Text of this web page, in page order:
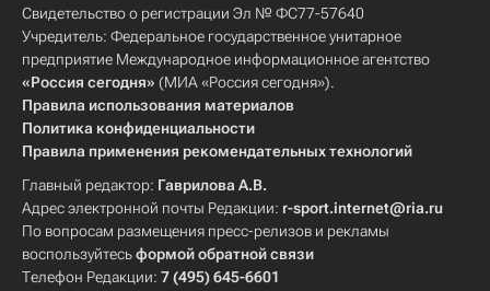
Свидетельство о регистрации Эл № ФС77-57640
Учредитель: Федеральное государственное унитарное
предприятие Международное информационное агентство
«Россия сегодня» (МИА «Россия сегодня»).
Правила использования материалов
Политика конфиденциальности
Правила применения рекомендательных технологий
Главный редактор: Гаврилова А.В.
Адрес электронной почты Редакции: r-sport.internet@ria.ru
По вопросам размещения пресс-релизов и рекламы
воспользуйтесьформой обратной связи
Телефон Редакции: 7 (495) 645-6601